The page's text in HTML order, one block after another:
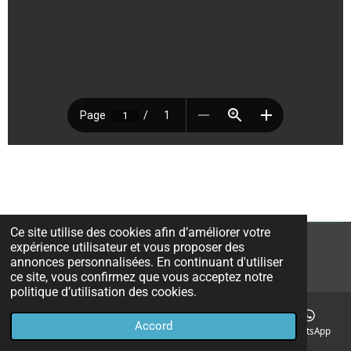
Ce site utilise des cookies afin d’améliorer votre
expérience utilisateur et vous proposer des
annonces personnalisées. En continuant d'utiliser
ce site, vous confirmez que vous acceptez notre
politique d’utilisation des cookies.
Accord
© 2022 - 2026 RBC Wanze - Tournoi
Propulsé parWebador
Carte WhatsApp